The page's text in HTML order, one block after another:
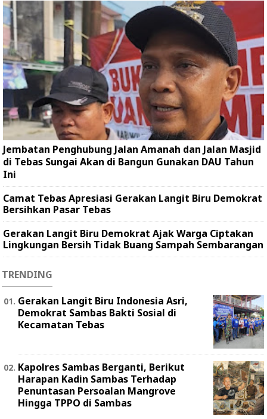
Jembatan Penghubung Jalan Amanah dan Jalan Masjid
di Tebas Sungai Akan di Bangun Gunakan DAU Tahun
Ini
Camat Tebas Apresiasi Gerakan Langit Biru Demokrat
Bersihkan Pasar Tebas
Gerakan Langit Biru Demokrat Ajak Warga Ciptakan
Lingkungan Bersih Tidak Buang Sampah Sembarangan
TRENDING
Gerakan Langit Biru Indonesia Asri,
Demokrat Sambas Bakti Sosial di
Kecamatan Tebas
Kapolres Sambas Berganti, Berikut
Harapan Kadin Sambas Terhadap
Penuntasan Persoalan Mangrove
Hingga TPPO di Sambas